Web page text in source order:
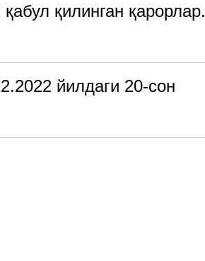
қилинган қарорлар.
йилдаги 20-сон